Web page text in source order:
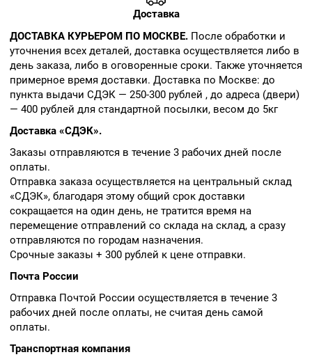
Доставка
ДОСТАВКА КУРЬЕРОМ ПО МОСКВЕ. После обработки и
уточнения всех деталей, доставка осуществляется либо в
день заказа, либо в оговоренные сроки. Также уточняется
примерное время доставки. Доставка по Москве: до
пункта выдачи СДЭК — 250-300 рублей , до адреса (двери)
— 400 рублей для стандартной посылки, весом до 5кг
Доставка «СДЭК».
Заказы отправляются в течение 3 рабочих дней после
оплаты.
Отправка заказа осуществляется на центральный склад
«СДЭК», благодаря этому общий срок доставки
сокращается на один день, не тратится время на
перемещение отправлений со склада на склад, а сразу
отправляются по городам назначения.
Срочные заказы + 300 рублей к цене отправки.
Почта России
Отправка Почтой России осуществляется в течение 3
рабочих дней после оплаты, не считая день самой
оплаты.
Транспортная компания